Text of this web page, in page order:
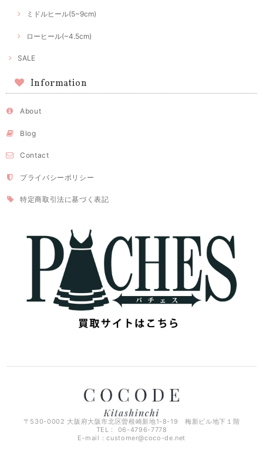
ミドルヒール(5~9cm)
ローヒール(~4.5cm)
SALE
Information
About
Blog
Contact
プライバシーポリシー
特定商取引法に基づく表記
〒530-0002 大阪府大阪市北区曽根崎新地1-8-19 梅新ビル地下１階
TEL： 06-4796-7778
E-mail：customer@coco-de.net